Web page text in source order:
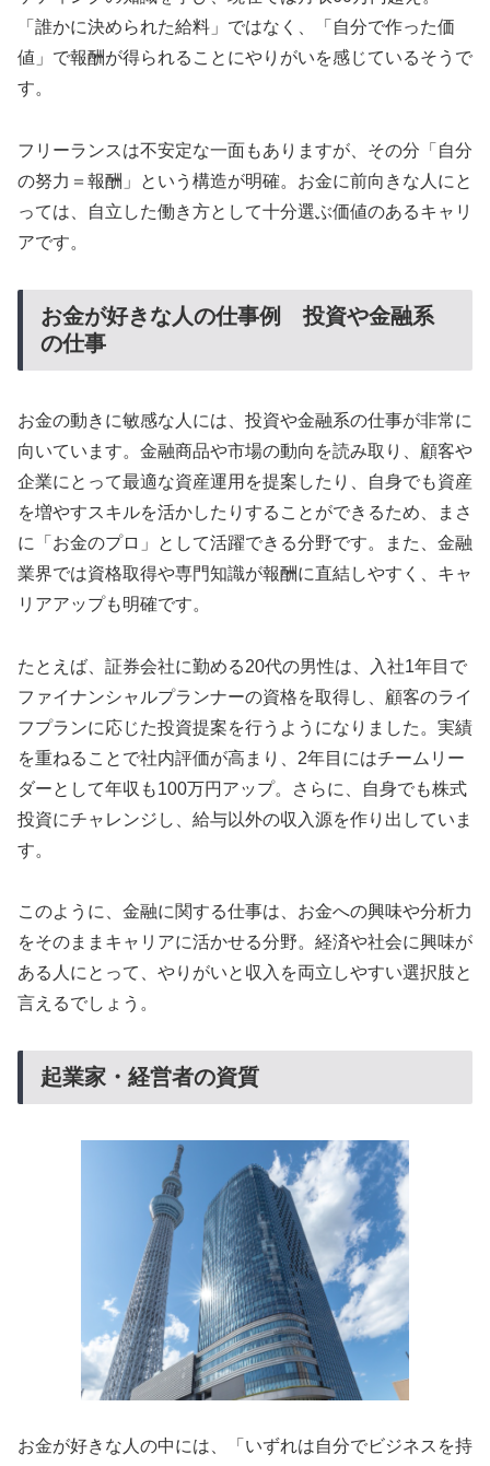
「誰かに決められた給料」ではなく、「自分で作った価
値」で報酬が得られることにやりがいを感じているそうで
す。
フリーランスは不安定な一面もありますが、その分「自分
の努力＝報酬」という構造が明確。お金に前向きな人にと
っては、自立した働き方として十分選ぶ価値のあるキャリ
アです。
お金が好きな人の仕事例 投資や金融系
の仕事
お金の動きに敏感な人には、投資や金融系の仕事が非常に
向いています。金融商品や市場の動向を読み取り、顧客や
企業にとって最適な資産運用を提案したり、自身でも資産
を増やすスキルを活かしたりすることができるため、まさ
に「お金のプロ」として活躍できる分野です。また、金融
業界では資格取得や専門知識が報酬に直結しやすく、キャ
リアアップも明確です。
たとえば、証券会社に勤める20代の男性は、入社1年目で
ファイナンシャルプランナーの資格を取得し、顧客のライ
フプランに応じた投資提案を行うようになりました。実績
を重ねることで社内評価が高まり、2年目にはチームリー
ダーとして年収も100万円アップ。さらに、自身でも株式
投資にチャレンジし、給与以外の収入源を作り出していま
す。
このように、金融に関する仕事は、お金への興味や分析力
をそのままキャリアに活かせる分野。経済や社会に興味が
ある人にとって、やりがいと収入を両立しやすい選択肢と
言えるでしょう。
起業家・経営者の資質
お金が好きな人の中には、「いずれは自分でビジネスを持